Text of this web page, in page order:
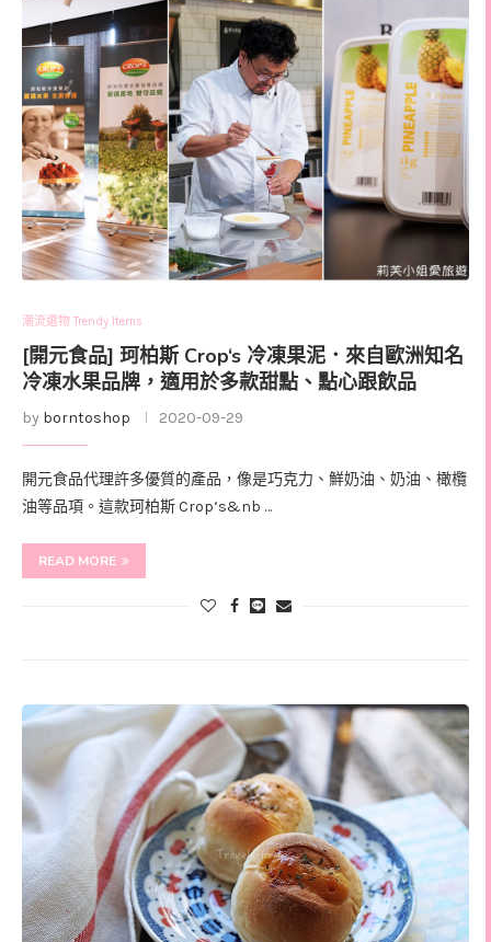
潮流選物 Trendy Items
[開元食品] 珂柏斯 Crop‘s 冷凍果泥．來自歐洲知名
冷凍水果品牌，適用於多款甜點、點心跟飲品
by borntoshop 2020-09-29
開元食品代理許多優質的產品，像是巧克力、鮮奶油、奶油、橄欖
油等品項。這款珂柏斯 Crop‘s&nb …
READ MORE